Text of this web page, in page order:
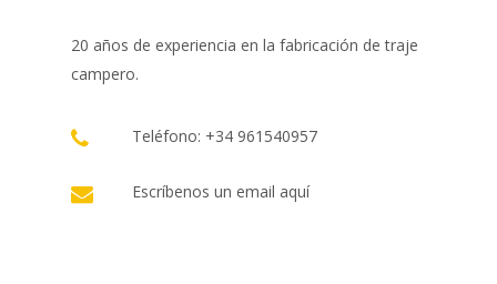
20 años de experiencia en la fabricación de traje
campero.
Teléfono: +34 961540957
Escríbenos un email aquí